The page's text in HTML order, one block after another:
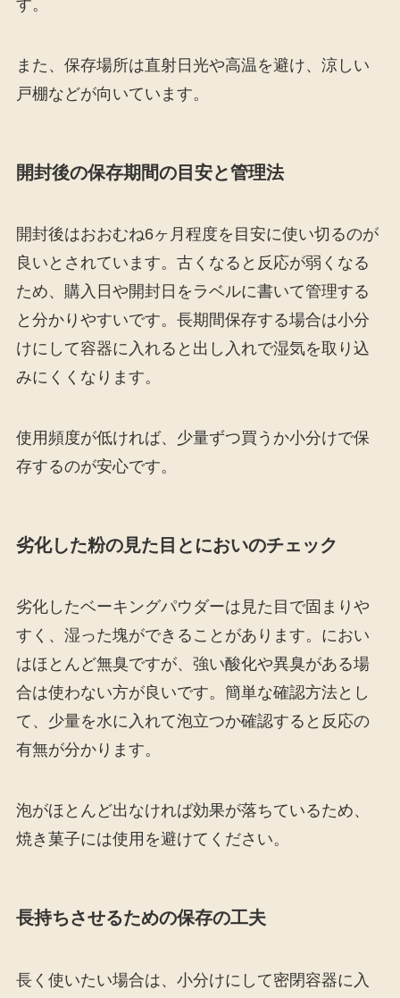
す。
また、保存場所は直射日光や高温を避け、涼しい
戸棚などが向いています。
開封後の保存期間の目安と管理法
開封後はおおむね6ヶ月程度を目安に使い切るのが
良いとされています。古くなると反応が弱くなる
ため、購入日や開封日をラベルに書いて管理する
と分かりやすいです。長期間保存する場合は小分
けにして容器に入れると出し入れで湿気を取り込
みにくくなります。
使用頻度が低ければ、少量ずつ買うか小分けで保
存するのが安心です。
劣化した粉の見た目とにおいのチェック
劣化したベーキングパウダーは見た目で固まりや
すく、湿った塊ができることがあります。におい
はほとんど無臭ですが、強い酸化や異臭がある場
合は使わない方が良いです。簡単な確認方法とし
て、少量を水に入れて泡立つか確認すると反応の
有無が分かります。
泡がほとんど出なければ効果が落ちているため、
焼き菓子には使用を避けてください。
長持ちさせるための保存の工夫
長く使いたい場合は、小分けにして密閉容器に入